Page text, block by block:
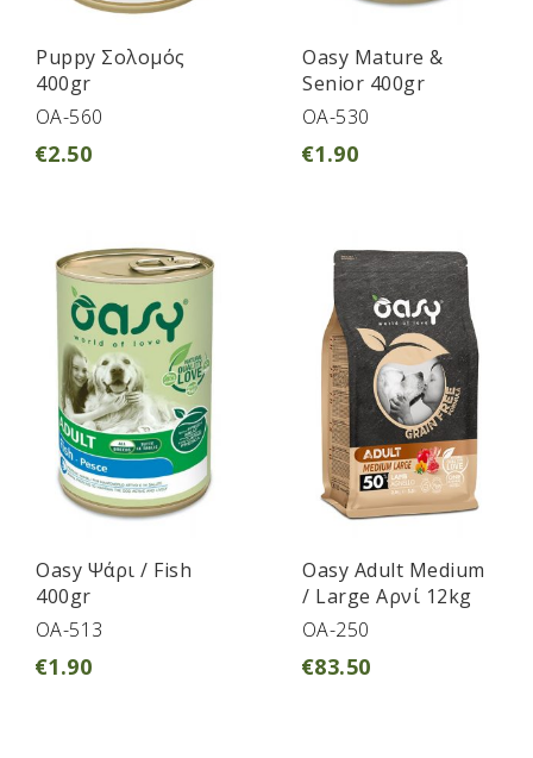
Puppy Σολομός
400gr
OA-560
€2.50
Oasy Mature &
Senior 400gr
OA-530
€1.90
Oasy Ψάρι / Fish
400gr
OA-513
€1.90
Oasy Adult Medium
/ Large Αρνί 12kg
OA-250
€83.50